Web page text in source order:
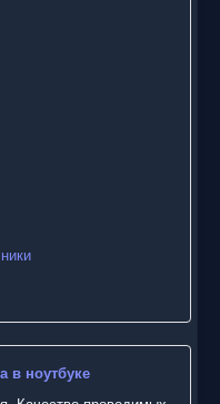
в ноутбуке